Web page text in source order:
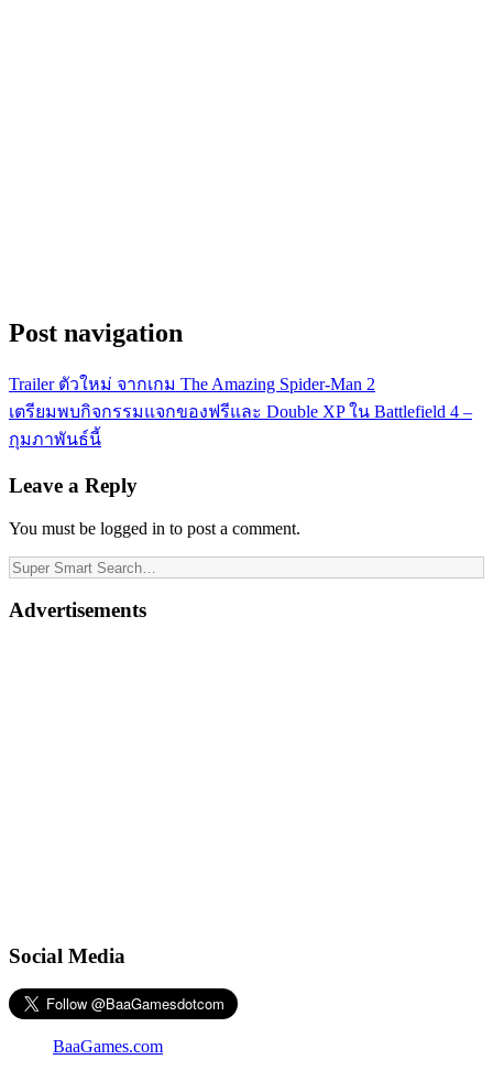
Post navigation
Trailer ตัวใหม่ จากเกม The Amazing Spider-Man 2
เตรียมพบกิจกรรมแจกของฟรีและ Double XP ใน Battlefield 4 –
กุมภาพันธ์นี้
Leave a Reply
You must be logged in to post a comment.
Advertisements
Social Media
BaaGames.com